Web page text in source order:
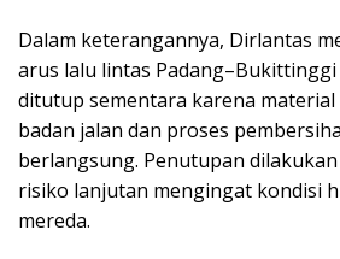
Dalam keterangannya, Dirlantas
arus lalu lintas Padang–Bukittinggi
ditutup sementara karena
badan jalan dan proses
berlangsung. Penutupan
risiko lanjutan mengingat kondisi
mereda.